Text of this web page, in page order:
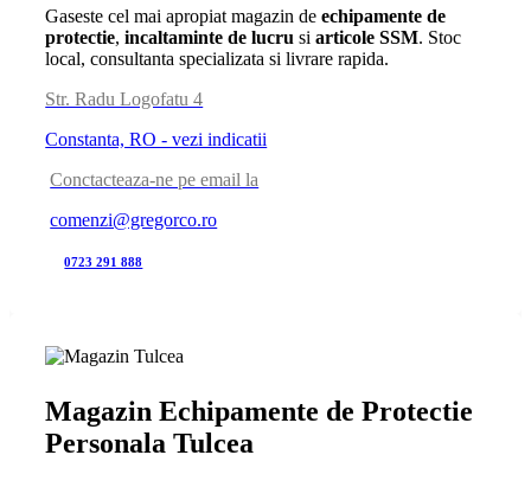
Gaseste cel mai apropiat magazin deechipamente de
protectie,incaltaminte de lucru siarticole SSM. Stoc
local, consultanta specializata si livrare rapida.
Str. Radu Logofatu 4
Constanta, RO - vezi indicatii
Conctacteaza-ne pe email la
comenzi@gregorco.ro
0723 291 888
Magazin Echipamente de Protectie
Personala Tulcea